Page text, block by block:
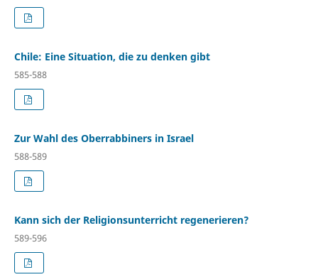
Chile: Eine Situation, die zu denken gibt
585-588
Zur Wahl des Oberrabbiners in Israel
588-589
Kann sich der Religionsunterricht regenerieren?
589-596